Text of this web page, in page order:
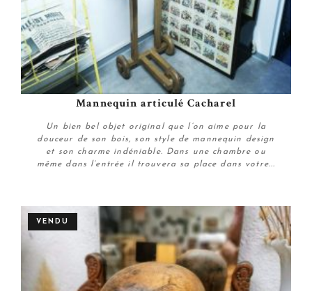
Plus de détails
Mannequin articulé Cacharel
Un bien bel objet original que l’on aime pour la
douceur de son bois, son style de mannequin design
et son charme indéniable. Dans une chambre ou
même dans l’entrée il trouvera sa place dans votre...
VENDU